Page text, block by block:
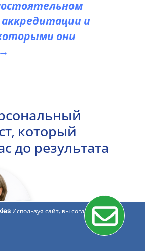
и
они
который
до результата
Используя сайт, вы соглашаетесь с